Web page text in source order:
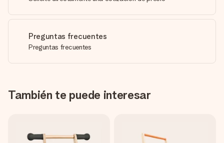
Preguntas frecuentes
Preguntas frecuentes
También te puede interesar